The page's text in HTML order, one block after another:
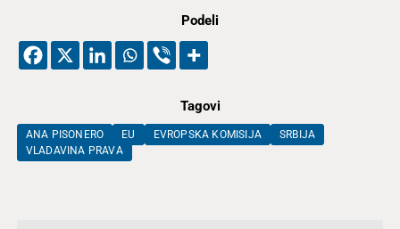
Podeli
Tagovi
ANA PISONERO EU EVROPSKA KOMISIJA
SRBIJA
VLADAVINA PRAVA